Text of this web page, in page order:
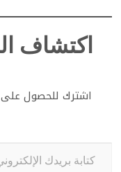
اكتشاف
اشترك للحصول على
كتابة بريدك الإلكتروني...